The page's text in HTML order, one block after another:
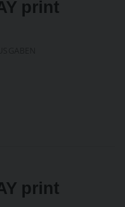
print
print